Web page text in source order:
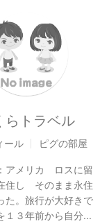
らトラベル
ール ピグの部屋
アメリカ ロスに留
住し そのまま永住
た。旅行が大好きで
１３年前から自分...